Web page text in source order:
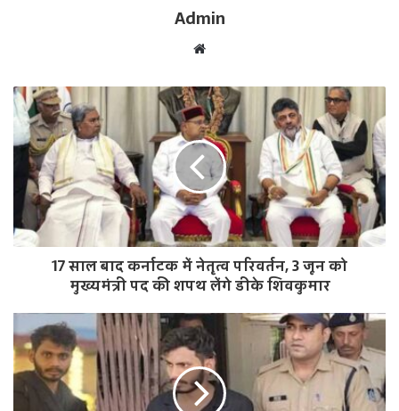
Admin
b
s
i
t
e
17 साल बाद कर्नाटक में नेतृत्व परिवर्तन, 3 जून को
मुख्यमंत्री पद की शपथ लेंगे डीके शिवकुमार